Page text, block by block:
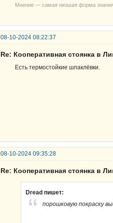
Мнение — самая низшая форма знания.
08-10-2024 08:22:37
Re: Кооперативная стоянка в
Есть термостойкие шпаклёвки.
08-10-2024 09:35:28
Re: Кооперативная стоянка в
Dread пишет:
порошковую покраску